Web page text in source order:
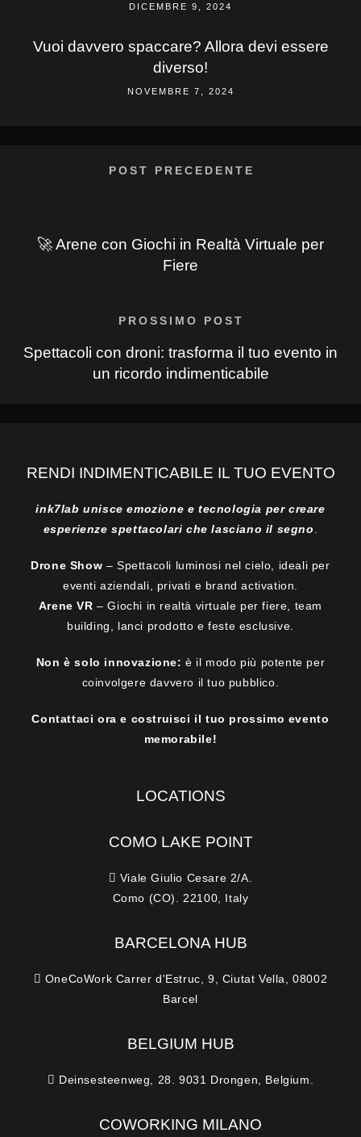
DICEMBRE 9, 2024
Vuoi davvero spaccare? Allora devi essere
diverso!
NOVEMBRE 7, 2024
POST PRECEDENTE
🚀 Arene con Giochi in Realtà Virtuale per
Fiere
PROSSIMO POST
Spettacoli con droni: trasforma il tuo evento in
un ricordo indimenticabile
RENDI INDIMENTICABILE IL TUO EVENTO
ink7lab unisce emozione e tecnologia per creare
esperienze spettacolari che lasciano il segno
Drone Show – Spettacoli luminosi nel cielo, ideali per
eventi aziendali, privati e brand activation.
Arene VR– Giochi in realtà virtuale per fiere, team
building, lanci prodotto e feste esclusive.
Non è solo innovazione: è il modo più potente per
coinvolgere davvero il tuo pubblico.
Contattaci ora e costruisci il tuo prossimo evento
memorabile!
LOCATIONS
COMO LAKE POINT
Viale Giulio Cesare 2/A.
Como (CO). 22100, Italy
BARCELONA HUB
OneCoWork Carrer d'Estruc, 9, Ciutat Vella, 08002
Barcel
BELGIUM HUB
Deinsesteenweg, 28. 9031 Drongen, Belgium.
COWORKING MILANO